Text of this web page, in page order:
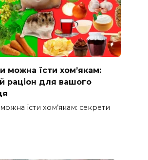
можна їсти хом’якам:
раціон для вашого
їсти хом’якам: секрети